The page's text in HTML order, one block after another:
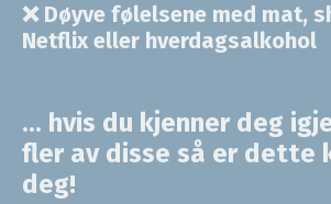
❌ Døyve følelsene med mat,
Netflix eller hverdagsalkohol
... hvis du kjenner deg
fler av disse så er dette
deg!